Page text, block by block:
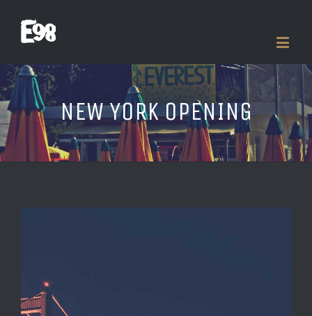
NEW YORK OPENING